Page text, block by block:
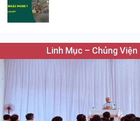
Linh Mục – Chủng